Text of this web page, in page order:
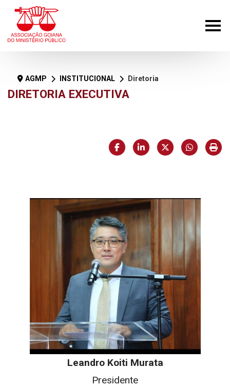
DIRETORIA EXECUTIVA
AGMP INSTITUCIONAL Diretoria
FacebookLinkedInX (formerly
Leandro Koiti Murata
Presidente